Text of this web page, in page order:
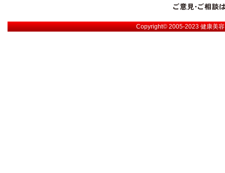
Copyright© 2005-2023健康美